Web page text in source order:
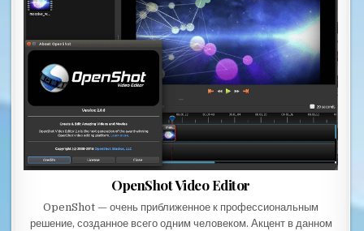
OpenShot Video Editor
OpenShot — очень приближенное к профессиональным
решение, созданное всего одним человеком. Акцент в данном